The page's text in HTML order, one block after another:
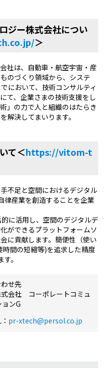
ジー株式会社につい
＞
社は、自動車・航空宇宙・産
のづくり領域から、システ
において、技術コンサルティ
て、企業さまの技術支援をし
」の力で人と組織のはたらき
解決してまいります。
て＜https://vitom-t
不足と空間におけるデジタル
律産業を創造することを企業
に活用し、空間のデジタルデ
ができるプラットフォームソ
に貢献します。簡便性（使い
間の短縮等)を追求した精度
。
せ先
会社 コーポレートコミュ
ンG
pr-xtech@persol.co.jp